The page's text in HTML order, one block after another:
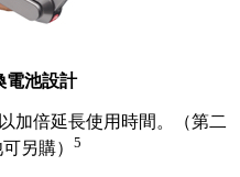
電池設計
加倍延長使用時間。（第二
另購） 5